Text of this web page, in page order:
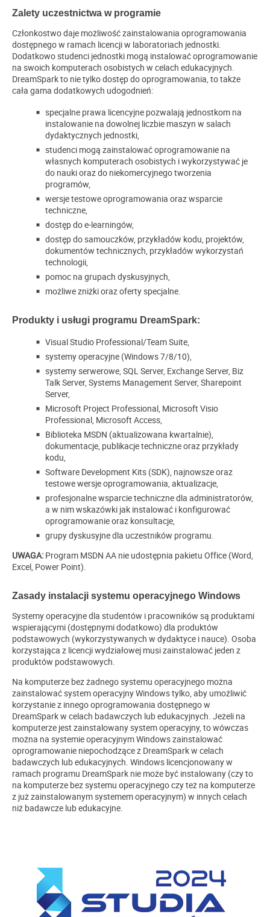
Zalety uczestnictwa w programie
Członkostwo daje możliwość zainstalowania oprogramowania
dostępnego w ramach licencji w laboratoriach jednostki.
Dodatkowo studenci jednostki mogą instalować oprogramowanie
na swoich komputerach osobistych w celach edukacyjnych.
DreamSpark to nie tylko dostęp do oprogramowania, to także
cała gama dodatkowych udogodnień:
specjalne prawa licencyjne pozwalają jednostkom na
instalowanie na dowolnej liczbie maszyn w salach
dydaktycznych jednostki,
studenci mogą zainstalować oprogramowanie na
własnych komputerach osobistych i wykorzystywać je
do nauki oraz do niekomercyjnego tworzenia
programów,
wersje testowe oprogramowania oraz wsparcie
techniczne,
dostęp do e-learningów,
dostęp do samouczków, przykładów kodu, projektów,
dokumentów technicznych, przykładów wykorzystań
technologii,
pomoc na grupach dyskusyjnych,
możliwe zniżki oraz oferty specjalne.
Produkty i usługi programu DreamSpark:
Visual Studio Professional/Team Suite,
systemy operacyjne (Windows 7/8/10),
systemy serwerowe, SQL Server, Exchange Server, Biz
Talk Server, Systems Management Server, Sharepoint
Server,
Microsoft Project Professional, Microsoft Visio
Professional, Microsoft Access,
Biblioteka MSDN (aktualizowana kwartalnie),
dokumentacje, publikacje techniczne oraz przykłady
kodu,
Software Development Kits (SDK), najnowsze oraz
testowe wersje oprogramowania, aktualizacje,
profesjonalne wsparcie techniczne dla administratorów,
a w nim wskazówki jak instalować i konfigurować
oprogramowanie oraz konsultacje,
grupy dyskusyjne dla uczestników programu.
UWAGA: Program MSDN AA nie udostępnia pakietu Office (Word,
Excel, Power Point).
Zasady instalacji systemu operacyjnego Windows
Systemy operacyjne dla studentów i pracowników są produktami
wspierającymi (dostępnymi dodatkowo) dla produktów
podstawowych (wykorzystywanych w dydaktyce i nauce). Osoba
korzystająca z licencji wydziałowej musi zainstalować jeden z
produktów podstawowych.
Na komputerze bez żadnego systemu operacyjnego można
zainstalować system operacyjny Windows tylko, aby umożliwić
korzystanie z innego oprogramowania dostępnego w
DreamSpark w celach badawczych lub edukacyjnych. Jeżeli na
komputerze jest zainstalowany system operacyjny, to wówczas
można na systemie operacyjnym Windows zainstalować
oprogramowanie niepochodzące z DreamSpark w celach
badawczych lub edukacyjnych. Windows licencjonowany w
ramach programu DreamSpark nie może być instalowany (czy to
na komputerze bez systemu operacyjnego czy też na komputerze
z już zainstalowanym systemem operacyjnym) w innych celach
niż badawcze lub edukacyjne.